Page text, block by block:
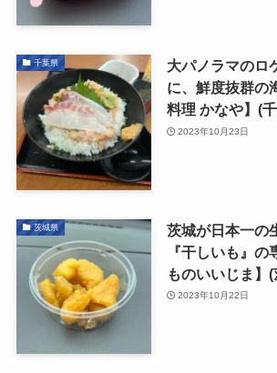
千葉県
大パノラマのロ
に、鮮度抜群の
料理 かなや】(
2023年10月23日
茨城県
茨城が日本一の
『干しいも』
ものいいじま】
2023年10月22日